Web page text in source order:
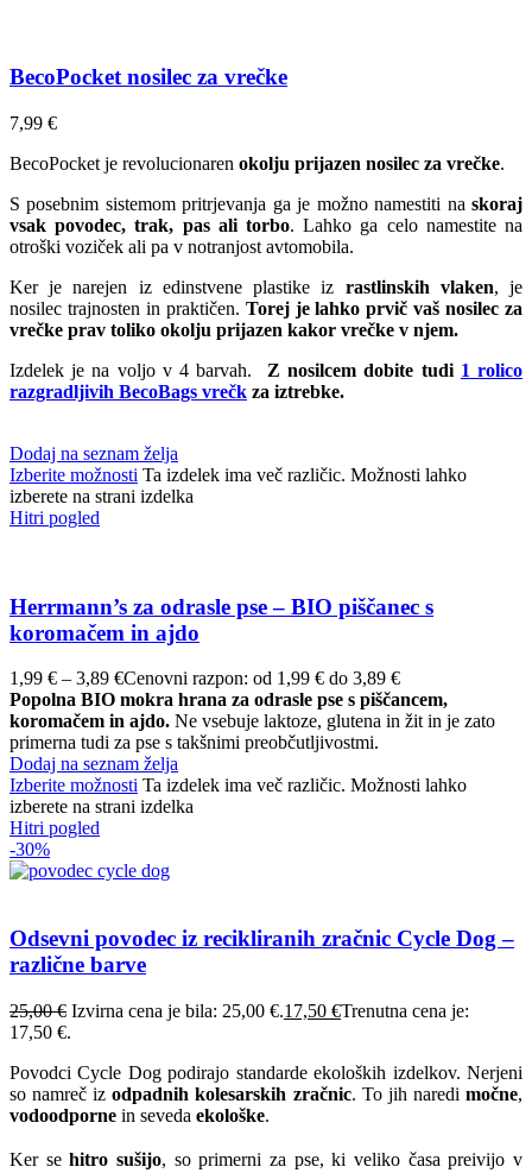
BecoPocket nosilec za vrečke
7,99 €
BecoPocket je revolucionaren okolju prijazen nosilec za vrečke.
S posebnim sistemom pritrjevanja ga je možno namestiti na skoraj
vsak povodec, trak, pas ali torbo. Lahko ga celo namestite na
otroški voziček ali pa v notranjost avtomobila.
Ker je narejen iz edinstvene plastike iz rastlinskih vlaken, je
nosilec trajnosten in praktičen. Torej je lahko prvič vaš nosilec za
vrečke prav toliko okolju prijazen kakor vrečke v njem.
Izdelek je na voljo v 4 barvah. Z nosilcem dobite tudi 1 rolico
razgradljivih BecoBags vrečk za iztrebke.
Dodaj na seznam želja
Izberite možnosti Ta izdelek ima več različic. Možnosti lahko
izberete na strani izdelka
Hitri pogled
Herrmann’s za odrasle pse – BIO piščanec s
koromačem in ajdo
1,99 € – 3,89 €Cenovni razpon: od 1,99 € do 3,89 €
Popolna BIO mokra hrana za odrasle pse s piščancem,
koromačem in ajdo. Ne vsebuje laktoze, glutena in žit in je zato
primerna tudi za pse s takšnimi preobčutljivostmi.
Dodaj na seznam želja
Izberite možnosti Ta izdelek ima več različic. Možnosti lahko
izberete na strani izdelka
Hitri pogled
-30%
Odsevni povodec iz recikliranih zračnic Cycle Dog –
različne barve
25,00€ Izvirna cena je bila: 25,00 €.17,50 €Trenutna cena je:
17,50 €.
Povodci Cycle Dog podirajo standarde ekoloških izdelkov. Nerjeni
so namreč izodpadnih kolesarskih zračnic. To jih naredimočne,
vodoodporne in seveda ekološke.
Ker sehitro sušijo, so primerni za pse, ki veliko časa preivijo v